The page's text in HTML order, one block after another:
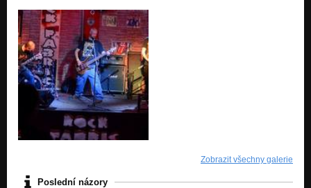
Zobrazit všechny galerie
Poslední názory